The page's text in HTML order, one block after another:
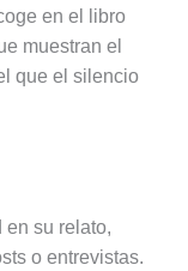
en el libro
muestran el
que el silencio
en su relato,
o entrevistas.